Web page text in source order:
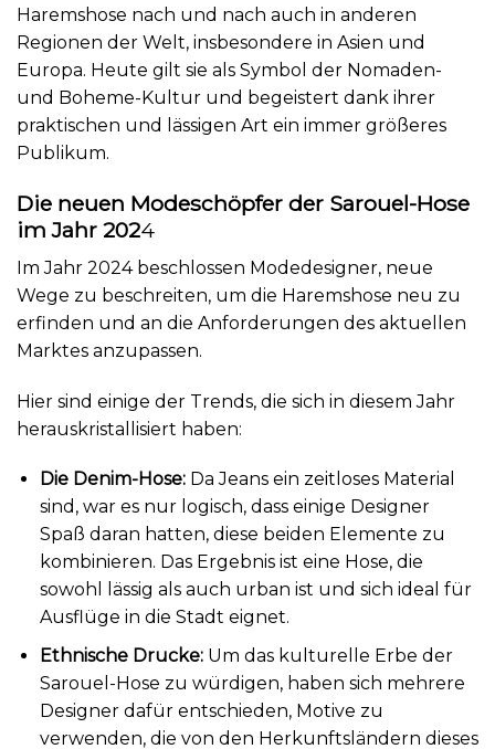
Haremshose nach und nach auch in anderen
Regionen der Welt, insbesondere in Asien und
Europa. Heute gilt sie als Symbol der Nomaden-
und Boheme-Kultur und begeistert dank ihrer
praktischen und lässigen Art ein immer größeres
Publikum.
Die neuen Modeschöpfer der Sarouel-Hose
im Jahr 2024
Im Jahr 2024 beschlossen Modedesigner, neue
Wege zu beschreiten, um die Haremshose neu zu
erfinden und an die Anforderungen des aktuellen
Marktes anzupassen.
Hier sind einige der Trends, die sich in diesem Jahr
herauskristallisiert haben:
Die Denim-Hose:Da Jeans ein zeitloses Material
sind, war es nur logisch, dass einige Designer
Spaß daran hatten, diese beiden Elemente zu
kombinieren. Das Ergebnis ist eine Hose, die
sowohl lässig als auch urban ist und sich ideal für
Ausflüge in die Stadt eignet.
Ethnische Drucke:Um das kulturelle Erbe der
Sarouel-Hose zu würdigen, haben sich mehrere
Designer dafür entschieden, Motive zu
verwenden, die von den Herkunftsländern dieses